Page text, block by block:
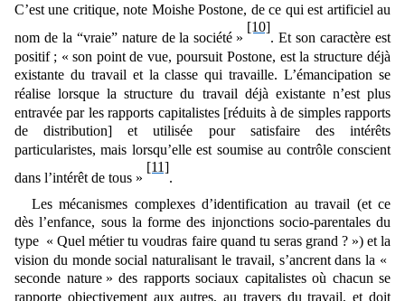
C’est une critique, note Moishe Postone, de ce qui est artificiel au
nom de la “vraie” nature de la société »
[10]
. Et son caractère est
positif ; « son point de vue, poursuit Postone, est la structure déjà
existante du travail et la classe qui travaille. L’émancipation se
réalise lorsque la structure du travail déjà existante n’est plus
entravée par les rapports capitalistes [réduits à de simples rapports
de distribution] et utilisée pour satisfaire des intérêts
particularistes, mais lorsqu’elle est soumise au contrôle conscient
dans l’intérêt de tous »
[11]
.
Lesmécanismes complexes d’identification au travail (et ce
dès l’enfance, sous la forme des injonctions socio-parentales du
type «Quel métier tu voudras faire quand tu seras grand ? ») et la
vision du monde social naturalisant le travail, s’ancrent dans la «
seconde nature » des rapports sociaux capitalistes où chacun se
rapporte objectivementaux autres, au travers du travail, et doit